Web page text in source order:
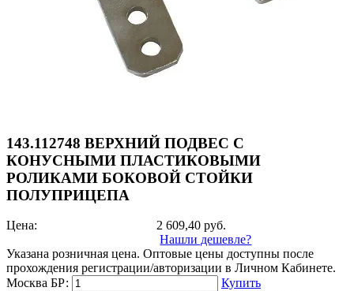
143.112748 ВЕРХНИЙ ПОДВЕС С
КОНУСНЫМИ ПЛАСТИКОВЫМИ
РОЛИКАМИ БОКОВОЙ СТОЙКИ
ПОЛУПРИЦЕПА
Цена: 2 609,40руб.
Нашли дешевле?
Указана розничная цена. Оптовые цены доступны после
прохождения регистрации/авторизации в Личном Кабинете.
Москва БР:
Купить